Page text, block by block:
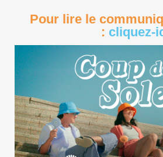
Pour lire le
: cliquez-